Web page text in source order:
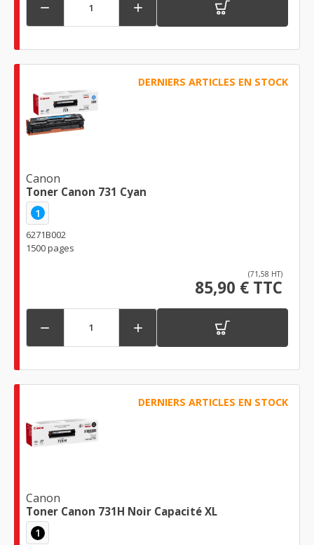
 
DERNIERS ARTICLES EN STOCK
Canon
Toner Canon 731 Cyan
1
6271B002
1500 pages
(71,58 HT)
85,90 € TTC
 
DERNIERS ARTICLES EN STOCK
Canon
Toner Canon 731H Noir Capacité XL
1